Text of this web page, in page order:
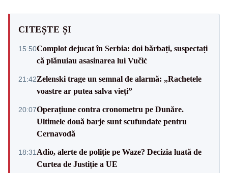
CITEȘTE ȘI
15:50Complot dejucat în Serbia: doi bărbați, suspectați
că plănuiau asasinarea lui Vučić
21:42Zelenski trage un semnal de alarmă: „Rachetele
voastre ar putea salva vieți”
20:07Operațiune contra cronometru pe Dunăre.
Ultimele două barje sunt scufundate pentru
Cernavodă
18:31 Adio, alerte de poliție pe Waze? Decizia luată de
Curtea de Justiție a UE